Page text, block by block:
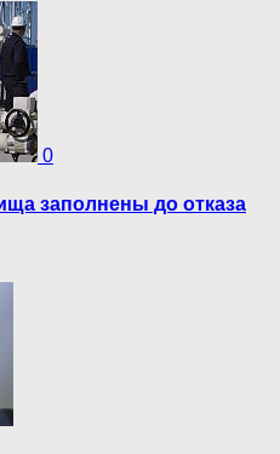
0
заполнены до отказа